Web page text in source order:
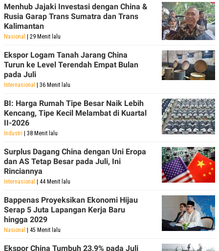
Menhub Jajaki Investasi dengan China &
Rusia Garap Trans Sumatra dan Trans
Kalimantan
Nasional | 29 Menit lalu
Ekspor Logam Tanah Jarang China
Turun ke Level Terendah Empat Bulan
pada Juli
Internasional | 36 Menit lalu
BI: Harga Rumah Tipe Besar Naik Lebih
Kencang, Tipe Kecil Melambat di Kuartal
II-2026
Industri | 38 Menit lalu
Surplus Dagang China dengan Uni Eropa
dan AS Tetap Besar pada Juli, Ini
Rinciannya
Internasional | 44 Menit lalu
Bappenas Proyeksikan Ekonomi Hijau
Serap 5 Juta Lapangan Kerja Baru
hingga 2029
Nasional | 45 Menit lalu
Ekspor China Tumbuh 23,9% pada Juli